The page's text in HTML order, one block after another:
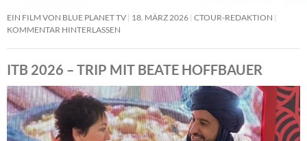
EIN FILM VON BLUE PLANET TV 18. MÄRZ 2026 CTOUR-REDAKTION
KOMMENTAR HINTERLASSEN
ITB 2026 – TRIP MIT BEATE HOFFBAUER